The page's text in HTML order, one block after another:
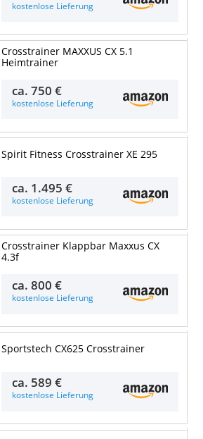
kostenlose Lieferung
Crosstrainer MAXXUS CX 5.1
Heimtrainer
ca.750 €
kostenlose Lieferung
Spirit Fitness Crosstrainer XE 295
ca. 1.495 €
kostenlose Lieferung
Crosstrainer Klappbar Maxxus CX
4.3f
ca.800 €
kostenlose Lieferung
Sportstech CX625 Crosstrainer
ca. 589 €
kostenlose Lieferung